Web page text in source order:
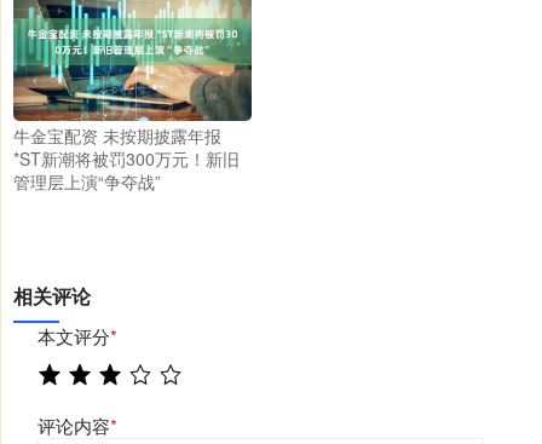
牛金宝配资 未按期披露年报
*ST新潮将被罚300万元！新旧
管理层上演“争夺战”
相关评论
本文评分*
评论内容*